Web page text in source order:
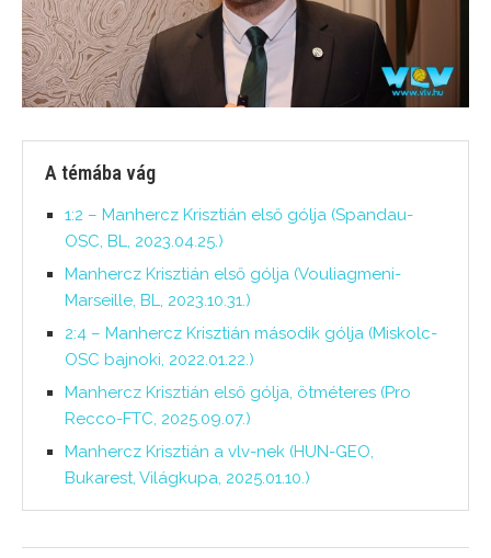
A témába vág
1:2 – Manhercz Krisztián első gólja (Spandau-
OSC, BL, 2023.04.25.)
Manhercz Krisztián első gólja (Vouliagmeni-
Marseille, BL, 2023.10.31.)
2:4 – Manhercz Krisztián második gólja (Miskolc-
OSC bajnoki, 2022.01.22.)
Manhercz Krisztián első gólja, ötméteres (Pro
Recco-FTC, 2025.09.07.)
Manhercz Krisztián a vlv-nek (HUN-GEO,
Bukarest, Világkupa, 2025.01.10.)